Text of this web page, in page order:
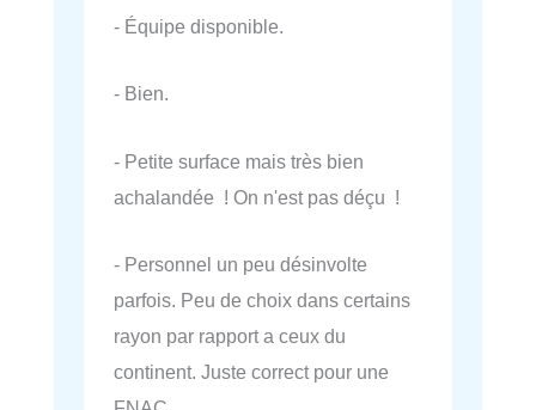
- Équipe disponible.
- Bien.
- Petite surface mais très bien
achalandée ! On n'est pas déçu !
- Personnel un peu désinvolte
parfois. Peu de choix dans certains
rayon par rapport a ceux du
continent. Juste correct pour une